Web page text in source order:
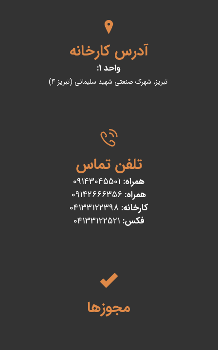
آدرس کارخانه
واحد 1:
تبریز، شهرک صنعتی شهید سلیمانی (تبریز 4)
تلفن تماس
همراه:
همراه:
کارخانه: 04133122398
فکس:
مجوزها